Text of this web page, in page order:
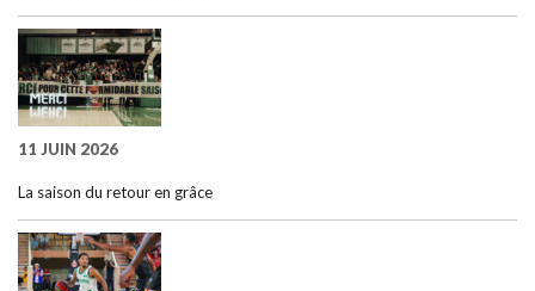
11 JUIN 2026
La saison du retour en grâce